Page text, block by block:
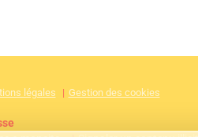
légales Gestion des cookies